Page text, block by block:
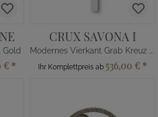
€ *
CRUX SAVONA I
Modernes Vierkant Grab Kreuz aus Metall
Ihr Komplettpreis ab 536,00 € *